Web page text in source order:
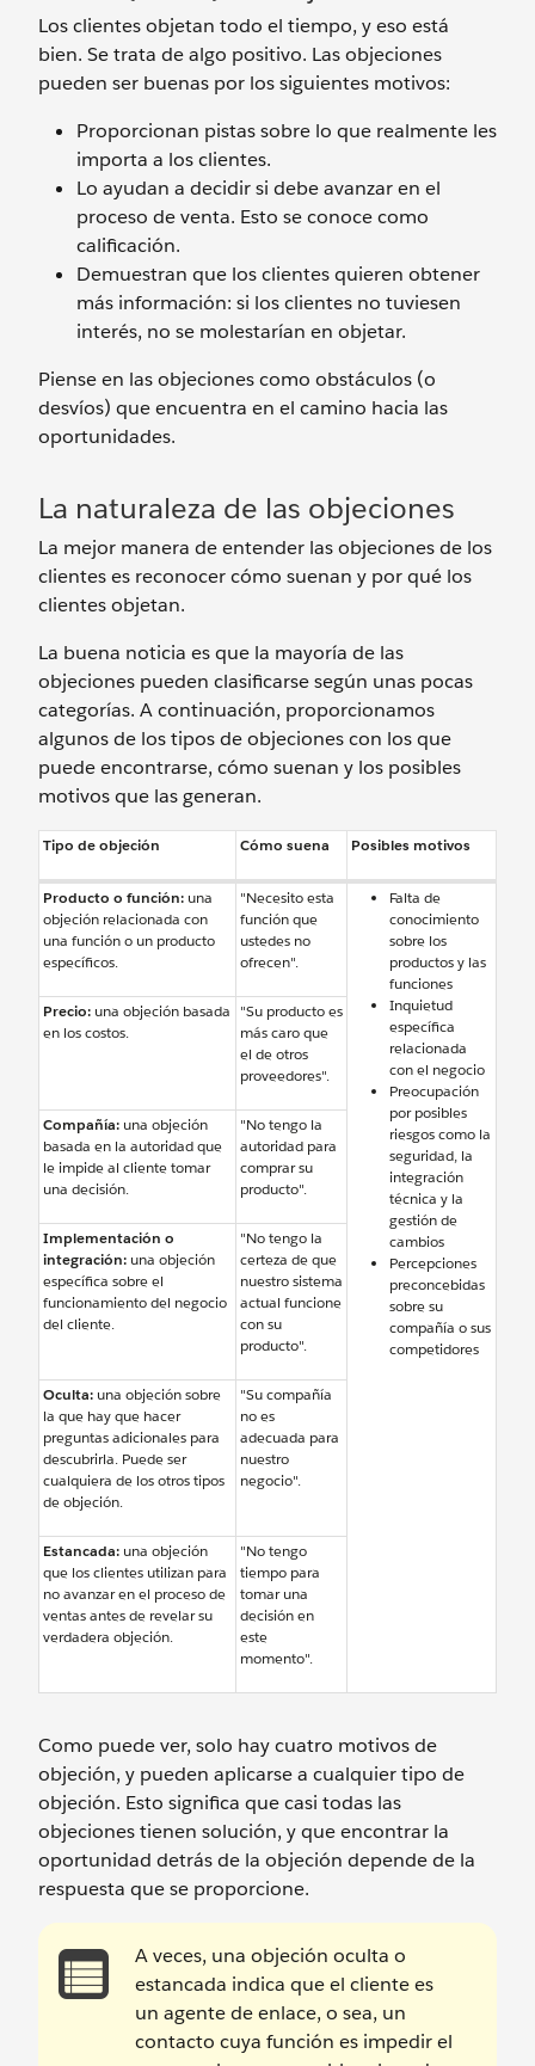
Los clientes objetan todo el tiempo, y eso está
bien. Se trata de algo positivo. Las objeciones
pueden ser buenas por los siguientes motivos:
Proporcionan pistas sobre lo que realmente les
importa a los clientes.
Lo ayudan a decidir si debe avanzar en el
proceso de venta. Esto se conoce como
calificación.
Demuestran que los clientes quieren obtener
más información: si los clientes no tuviesen
interés, no se molestarían en objetar.
Piense en las objeciones como obstáculos (o
desvíos) que encuentra en el camino hacia las
oportunidades.
La naturaleza de las objeciones
La mejor manera de entender las objeciones de los
clientes es reconocer cómo suenan y por qué los
clientes objetan.
La buena noticia es que la mayoría de las
objeciones pueden clasificarse según unas pocas
categorías. A continuación, proporcionamos
algunos de los tipos de objeciones con los que
puede encontrarse, cómo suenan y los posibles
motivos que las generan.
Tipo de objeción Cómo suena Posibles motivos
Producto o función: una
objeción relacionada con
una función o un producto
específicos.
"Necesito esta
función que
ustedes no
ofrecen".
Falta de
conocimiento
sobre los
productos y las
funciones
Inquietud
específica
relacionada
con el negocio
Preocupación
por posibles
riesgos como la
seguridad, la
integración
técnica y la
gestión de
cambios
Percepciones
preconcebidas
sobre su
compañía o sus
competidores
Precio: una objeción basada
en los costos.
"Su producto es
más caro que
el de otros
proveedores".
Compañía: una objeción
basada en la autoridad que
le impide al cliente tomar
una decisión.
"No tengo la
autoridad para
comprar su
producto".
Implementación o
integración: una objeción
específica sobre el
funcionamiento del negocio
del cliente.
"No tengo la
certeza de que
nuestro sistema
actual funcione
con su
producto".
Oculta: una objeción sobre
la que hay que hacer
preguntas adicionales para
descubrirla. Puede ser
cualquiera de los otros tipos
de objeción.
"Su compañía
no es
adecuada para
nuestro
negocio".
Estancada: una objeción
que los clientes utilizan para
no avanzar en el proceso de
ventas antes de revelar su
verdadera objeción.
"No tengo
tiempo para
tomar una
decisión en
este
momento".
Como puede ver, solo hay cuatro motivos de
objeción, y pueden aplicarse a cualquier tipo de
objeción. Esto significa que casi todas las
objeciones tienen solución, y que encontrar la
oportunidad detrás de la objeción depende de la
respuesta que se proporcione.
A veces, una objeción oculta o
estancada indica que el cliente es
un agente de enlace, o sea, un
contacto cuya función es impedir el